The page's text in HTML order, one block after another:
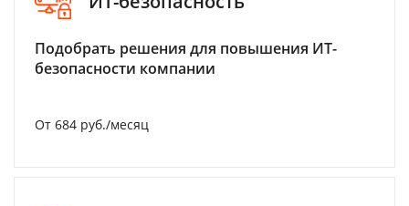
Подобрать решения для повышения ИТ-
безопасности компании
От 684 руб./месяц